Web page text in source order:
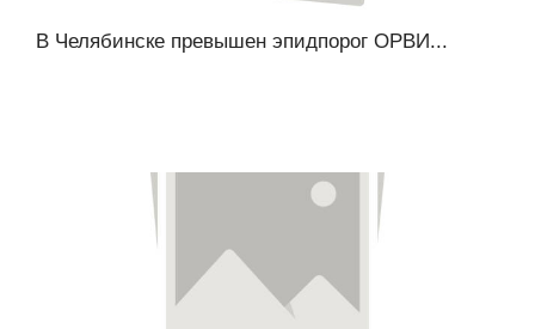
В Челябинске превышен эпидпорог ОРВИ...